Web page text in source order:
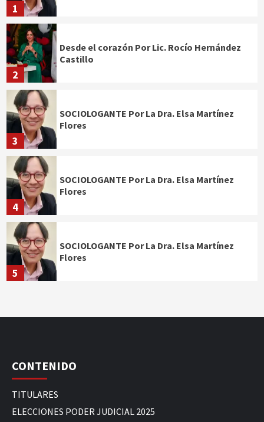
1
2
Desde el corazón Por Lic. Rocío Hernández
Castillo
3
SOCIOLOGANTE Por La Dra. Elsa Martínez
Flores
4
SOCIOLOGANTE Por La Dra. Elsa Martínez
Flores
5
SOCIOLOGANTE Por La Dra. Elsa Martínez
Flores
CONTENIDO
TITULARES
ELECCIONES PODER JUDICIAL 2025